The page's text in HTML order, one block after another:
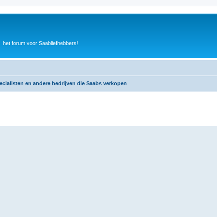
het forum voor Saabliefhebbers!
en andere bedrijven die Saabs verkopen